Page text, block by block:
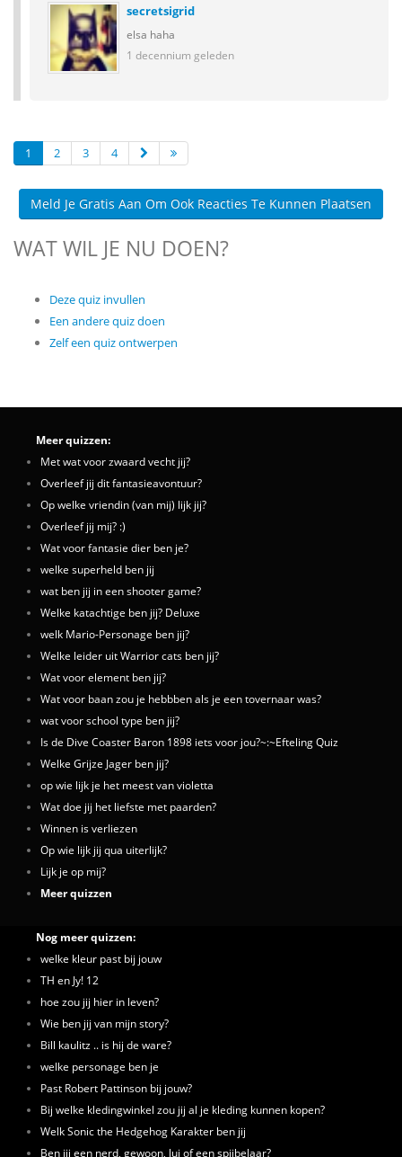
secretsigrid
elsa haha
1 decennium geleden
1 2 3 4
Meld Je Gratis Aan Om Ook Reacties Te Kunnen Plaatsen
WAT WIL JE NU DOEN?
Deze quiz invullen
Een andere quiz doen
Zelf een quiz ontwerpen
Meer quizzen:
Met wat voor zwaard vecht jij?
Overleef jij dit fantasieavontuur?
Op welke vriendin (van mij) lijk jij?
Overleef jij mij? :)
Wat voor fantasie dier ben je?
welke superheld ben jij
wat ben jij in een shooter game?
Welke katachtige ben jij? Deluxe
welk Mario-Personage ben jij?
Welke leider uit Warrior cats ben jij?
Wat voor element ben jij?
Wat voor baan zou je hebbben als je een tovernaar was?
wat voor school type ben jij?
Is de Dive Coaster Baron 1898 iets voor jou?~:~Efteling Quiz
Welke Grijze Jager ben jij?
op wie lijk je het meest van violetta
Wat doe jij het liefste met paarden?
Winnen is verliezen
Op wie lijk jij qua uiterlijk?
Lijk je op mij?
Meer quizzen
Nog meer quizzen:
welke kleur past bij jouw
TH en Jy! 12
hoe zou jij hier in leven?
Wie ben jij van mijn story?
Bill kaulitz .. is hij de ware?
welke personage ben je
Past Robert Pattinson bij jouw?
Bij welke kledingwinkel zou jij al je kleding kunnen kopen?
Welk Sonic the Hedgehog Karakter ben jij
Ben jij een nerd, gewoon, lui of een spijbelaar?